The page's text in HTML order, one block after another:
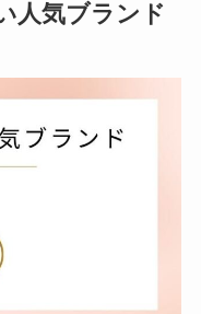
人気ブランド